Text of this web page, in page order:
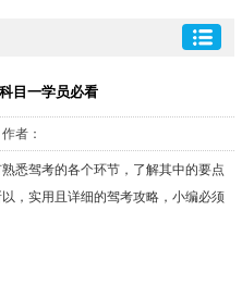
目一学员必看
者：
悉驾考的各个环节，了解其中的要点
，实用且详细的驾考攻略，小编必须